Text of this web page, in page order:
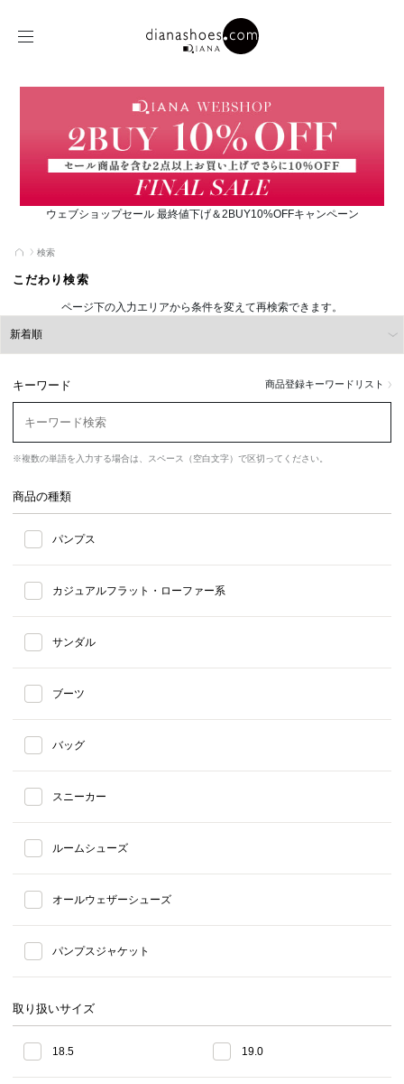
ウェブショップセール 最終値下げ＆2BUY10%OFFキャンペーン
検索
こだわり検索
ページ下の入力エリアから条件を変えて再検索できます。
キーワード 商品登録キーワードリスト
※複数の単語を入力する場合は、スペース（空白文字）で区切ってください。
商品の種類
パンプス
カジュアルフラット・ローファー系
サンダル
ブーツ
バッグ
スニーカー
ルームシューズ
オールウェザーシューズ
パンプスジャケット
取り扱いサイズ
18.5 19.0